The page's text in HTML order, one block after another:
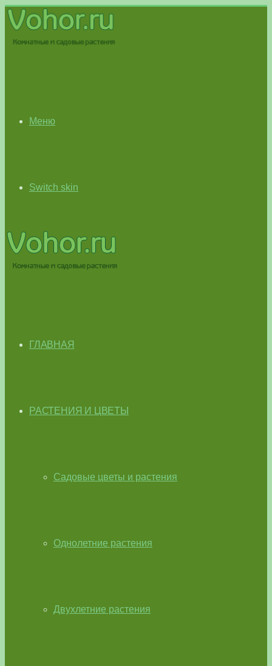
Меню
Switch skin
ГЛАВНАЯ
РАСТЕНИЯ И ЦВЕТЫ
Садовые цветы и растения
Однолетние растения
Двухлетние растения